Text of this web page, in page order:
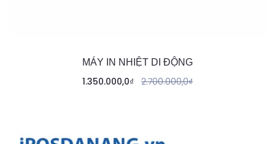
MÁY IN NHIỆT DI ĐỘNG
2.700.000,0₫
1.350.000,0₫